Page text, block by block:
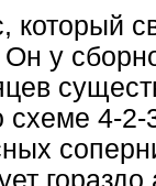
у
схеме 4-